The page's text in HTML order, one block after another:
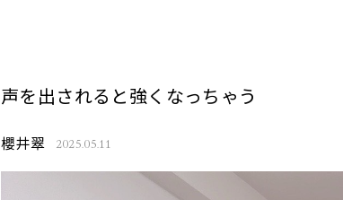
声を出されると強くなっちゃう
櫻井翠 2025.05.11